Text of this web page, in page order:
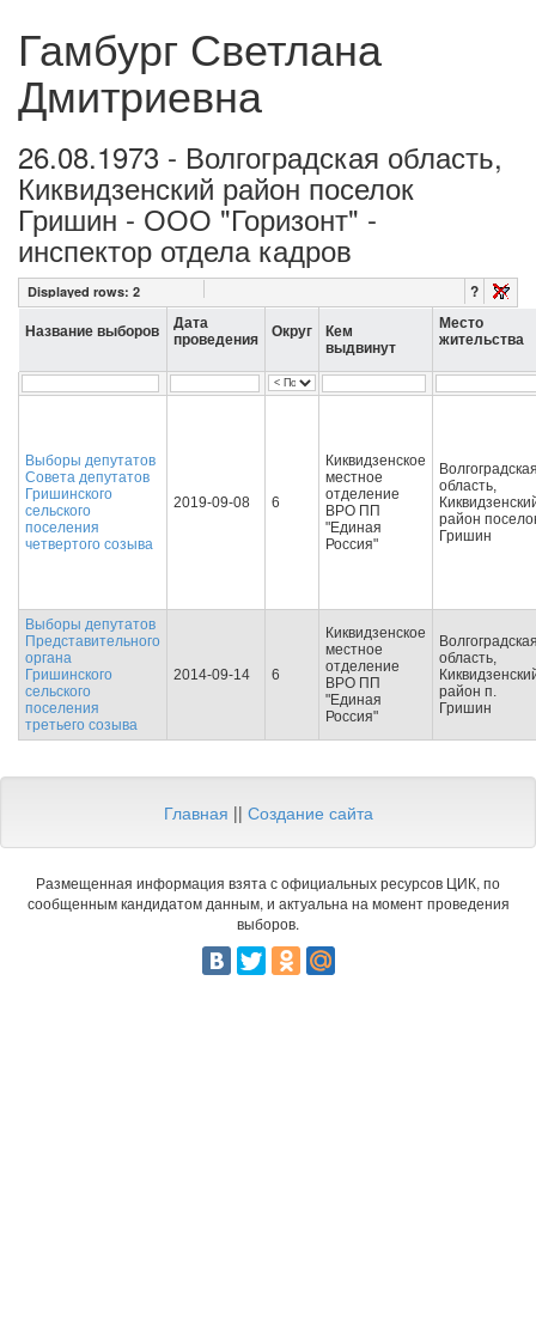
Гамбург Светлана
Дмитриевна
26.08.1973 - Волгоградская область,
Киквидзенский район поселок
Гришин - ООО "Горизонт" -
инспектор отдела кадров
Displayed rows: 2 ?
Название выборов
Дата
проведения
Округ
Кем
выдвинут
Место
жительства
Выборы депутатов
Совета депутатов
Гришинского
сельского
поселения
четвертого созыва
2019-09-08 6
Киквидзенское
местное
отделение
ВРО ПП
"Единая
Россия"
область,
район
Гришин
Выборы депутатов
Представительного
органа
Гришинского
сельского
поселения
третьего созыва
2014-09-14 6
Киквидзенское
местное
отделение
ВРО ПП
"Единая
Россия"
область,
район п.
Гришин
Главная || Создание сайта
Размещенная информация взята с официальных ресурсов ЦИК, по
сообщенным кандидатом данным, и актуальна на момент проведения
выборов.